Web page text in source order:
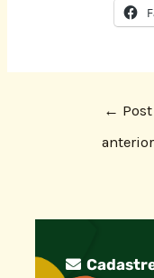
← Post
anterior